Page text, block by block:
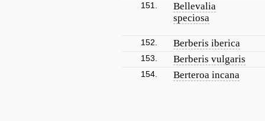
151.
Bellevalia
speciosa
152. Berberis iberica
153. Berberis vulgaris
154. Berteroa incana